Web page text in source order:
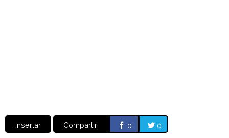
Insertar Compartir: 0 0